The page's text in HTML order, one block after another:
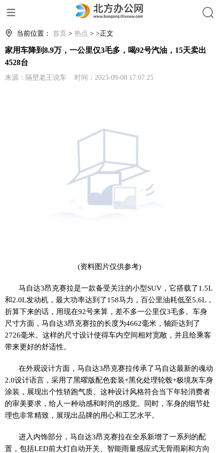
当前位置： 首页 > 热点 > >正文
家用车降到8.9万，一公里仅3毛多，喝92号汽油，15天卖出
4528台
来源：隔壁老王说车 时间：2023-09-08 17:07:25
(资料图片仅供参考)
马自达3昂克赛拉是一款备受关注的小型SUV，它搭载了1.5L
和2.0L发动机，最大功率达到了158马力，百公里油耗低至5.6L，
折算下来的话，用现在92号来算，差不多一公里仅3毛多。车身
尺寸方面，马自达3昂克赛拉的长度为4662毫米，轴距达到了
2726毫米。这样的尺寸设计使得车内空间相对宽敞，并且给乘客
带来更好的舒适性。
在外观设计方面，马自达3昂克赛拉传承了马自达最新的魂动
2.0设计语言，采用了黑曜版配色套装+黑化处理轮毂+极境灰车身
涂装，展现出个性轿跑气质。这种设计风格符合当下年轻消费者
的审美要求，给人一种动感和时尚的感觉。同时，车身的细节处
理也非常精致，展现出品牌的用心和工艺水平。
进入内饰部分，马自达3昂克赛拉在全系新增了一系列的配
置，包括LED前大灯自动开关、智能雨量感应式无骨雨刷和方向